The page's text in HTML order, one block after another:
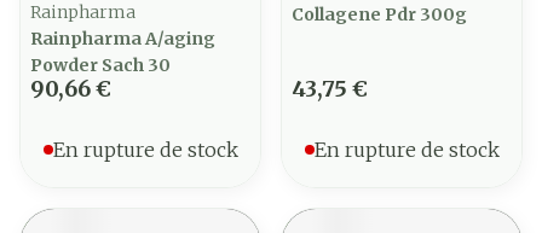
Rainpharma
Rainpharma A/aging
Powder Sach 30
90,66 €
En rupture de stock
Collagene Pdr 300g
43,75 €
En rupture de stock